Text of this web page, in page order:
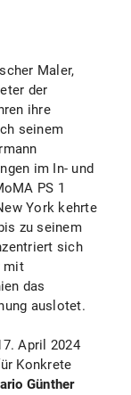
Maler,
der
ihre
seinem
im In- und
PS 1
York kehrte
zu seinem
sich
mit
das
auslotet.
April 2024
Konkrete
Günther